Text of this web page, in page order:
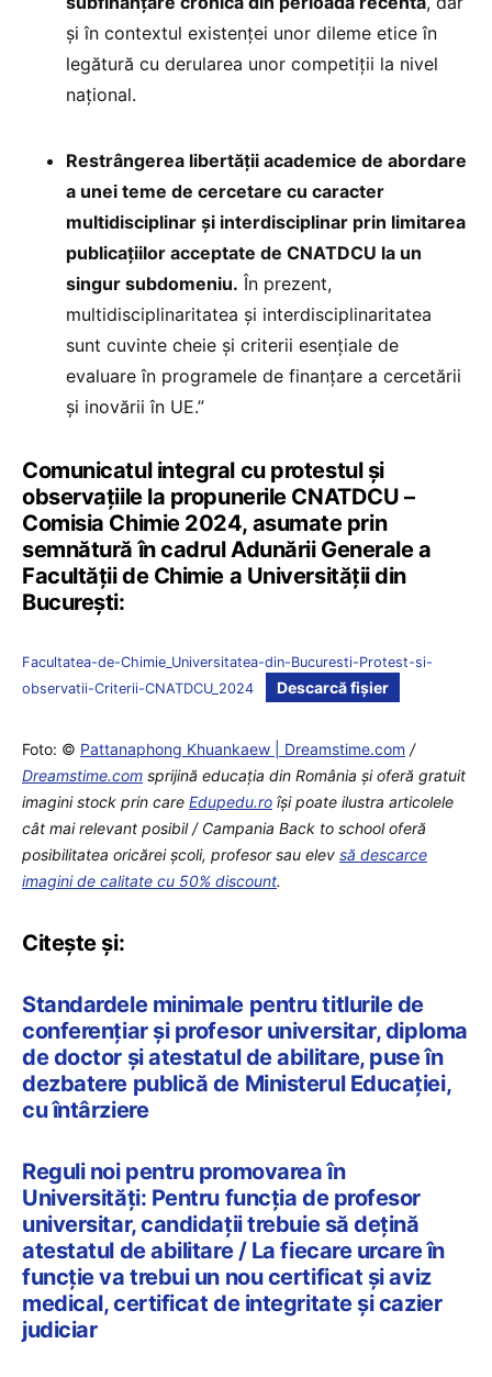
și în contextul existenței unor dileme etice în
legătură cu derularea unor competiții la nivel
național.
Restrângerea libertăţii academice de abordare
a unei teme de cercetare cu caracter
multidisciplinar şi interdisciplinar prin limitarea
publicaţiilor acceptate de CNATDCU la un
singur subdomeniu. În prezent,
multidisciplinaritatea şi interdisciplinaritatea
sunt cuvinte cheie şi criterii esenţiale de
evaluare în programele de finanţare a cercetării
şi inovării în UE.”
Comunicatul integral cu protestul și
observațiile la propunerile CNATDCU –
Comisia Chimie 2024, asumate prin
semnătură în cadrul Adunării Generale a
Facultății de Chimie a Universității din
București:
Facultatea-de-Chimie_Universitatea-din-Bucuresti-Protest-si-
observatii-Criterii-CNATDCU_2024
Descarcă fișier
Foto: © Pattanaphong Khuankaew | Dreamstime.com /
Dreamstime.com sprijină educaţia din România şi oferă gratuit
imagini stock prin care Edupedu.ro îşi poate ilustra articolele
cât mai relevant posibil / Campania Back to school oferă
posibilitatea oricărei școli, profesor sau elev să descarce
imagini de calitate cu 50% discount.
Citește și:
Standardele minimale pentru titlurile de
conferențiar și profesor universitar, diploma
de doctor și atestatul de abilitare, puse în
dezbatere publică de Ministerul Educației,
cu întârziere
Reguli noi pentru promovarea în
Universități: Pentru funcția de profesor
universitar, candidații trebuie să dețină
atestatul de abilitare / La fiecare urcare în
funcție va trebui un nou certificat și aviz
medical, certificat de integritate și cazier
judiciar